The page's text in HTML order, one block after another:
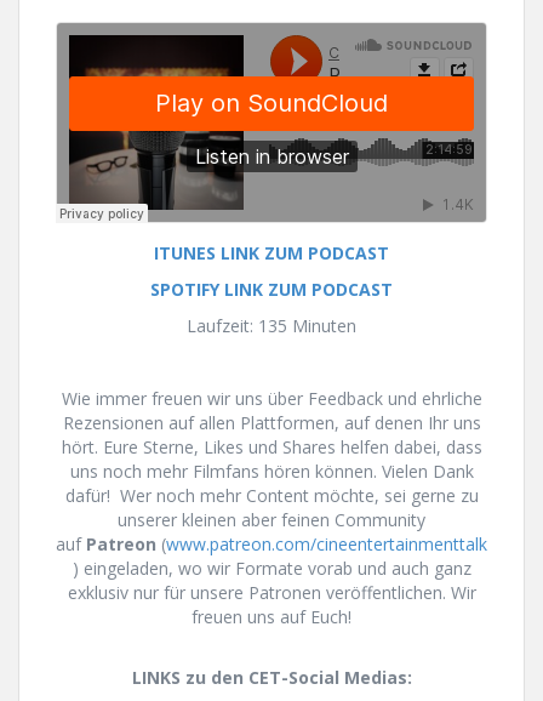
ITUNES LINK ZUM PODCAST
SPOTIFY LINK ZUM PODCAST
Laufzeit: 135 Minuten
Wie immer freuen wir uns über Feedback und ehrliche
Rezensionen auf allen Plattformen, auf denen Ihr uns
hört. Eure Sterne, Likes und Shares helfen dabei, dass
uns noch mehr Filmfans hören können. Vielen Dank
dafür! Wer noch mehr Content möchte, sei gerne zu
unserer kleinen aber feinen Community
auf Patreon (www.patreon.com/cineentertainmenttalk
) eingeladen, wo wir Formate vorab und auch ganz
exklusiv nur für unsere Patronen veröffentlichen. Wir
freuen uns auf Euch!
LINKS zu den CET-Social Medias: